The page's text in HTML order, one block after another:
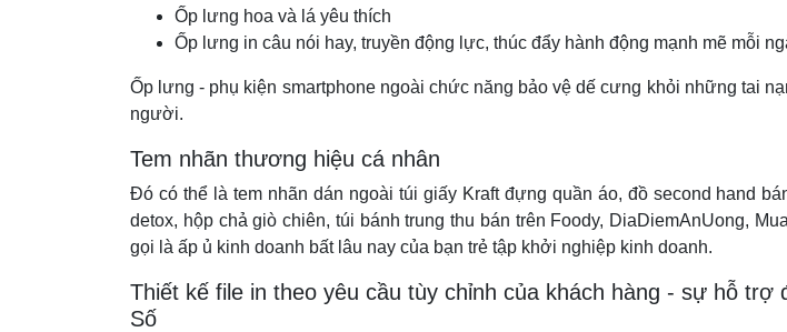
Ốp lưng hoa và lá yêu thích
Ốp lưng in câu nói hay, truyền động lực, thúc đẩy hành động mạnh mẽ mỗi
Ốp lưng - phụ kiện smartphone ngoài chức năng bảo vệ dế cưng khỏi những tai
người.
Tem nhãn thương hiệu cá nhân
Đó có thể là tem nhãn dán ngoài túi giấy Kraft đựng quần áo, đồ second hand
detox, hộp chả giò chiên, túi bánh trung thu bán trên Foody, DiaDiemAnUong,
gọi là ấp ủ kinh doanh bất lâu nay của bạn trẻ tập khởi nghiệp kinh doanh.
Thiết kế file in theo yêu cầu tùy chỉnh của khách hàng - sự hỗ
Số